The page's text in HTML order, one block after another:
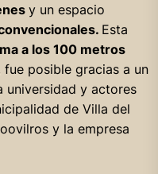
y un espacio
Esta
a los 100 metros
fue posible gracias a un
universidad y actores
de Villa del
y la empresa